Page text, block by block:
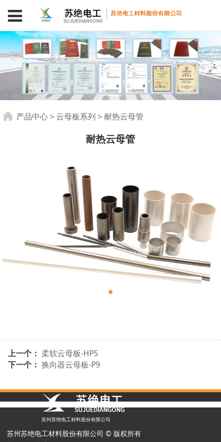
耐热云母管
产品中心> 云母板系列 > 耐热云母管
耐热云母管
上一个： 柔软云母板-HP5
下一个： 换向器云母板-P9
苏州苏绝电工材料股份有限公司
苏州苏绝电工材料股份有限公司 © 版权所有